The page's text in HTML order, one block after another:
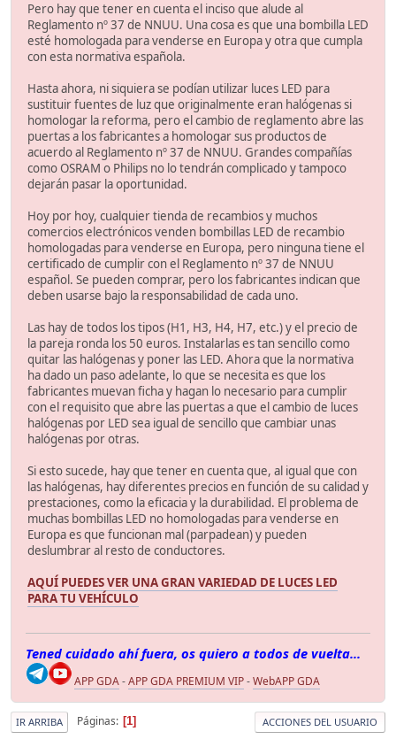
Pero hay que tener en cuenta el inciso que alude al
Reglamento nº 37 de NNUU. Una cosa es que una bombilla LED
esté homologada para venderse en Europa y otra que cumpla
con esta normativa española.
Hasta ahora, ni siquiera se podían utilizar luces LED para
sustituir fuentes de luz que originalmente eran halógenas si
homologar la reforma, pero el cambio de reglamento abre las
puertas a los fabricantes a homologar sus productos de
acuerdo al Reglamento nº 37 de NNUU. Grandes compañías
como OSRAM o Philips no lo tendrán complicado y tampoco
dejarán pasar la oportunidad.
Hoy por hoy, cualquier tienda de recambios y muchos
comercios electrónicos venden bombillas LED de recambio
homologadas para venderse en Europa, pero ninguna tiene el
certificado de cumplir con el Reglamento nº 37 de NNUU
español. Se pueden comprar, pero los fabricantes indican que
deben usarse bajo la responsabilidad de cada uno.
Las hay de todos los tipos (H1, H3, H4, H7, etc.) y el precio de
la pareja ronda los 50 euros. Instalarlas es tan sencillo como
quitar las halógenas y poner las LED. Ahora que la normativa
ha dado un paso adelante, lo que se necesita es que los
fabricantes muevan ficha y hagan lo necesario para cumplir
con el requisito que abre las puertas a que el cambio de luces
halógenas por LED sea igual de sencillo que cambiar unas
halógenas por otras.
Si esto sucede, hay que tener en cuenta que, al igual que con
las halógenas, hay diferentes precios en función de su calidad y
prestaciones, como la eficacia y la durabilidad. El problema de
muchas bombillas LED no homologadas para venderse en
Europa es que funcionan mal (parpadean) y pueden
deslumbrar al resto de conductores.
AQUÍ PUEDES VER UNA GRAN VARIEDAD DE LUCES LED
PARA TU VEHÍCULO
Tened cuidado ahí fuera, os quiero a todos de vuelta...
APP GDA-APP GDA PREMIUM VIP-WebAPP GDA
IR ARRIBA Páginas 1 ACCIONES DEL USUARIO